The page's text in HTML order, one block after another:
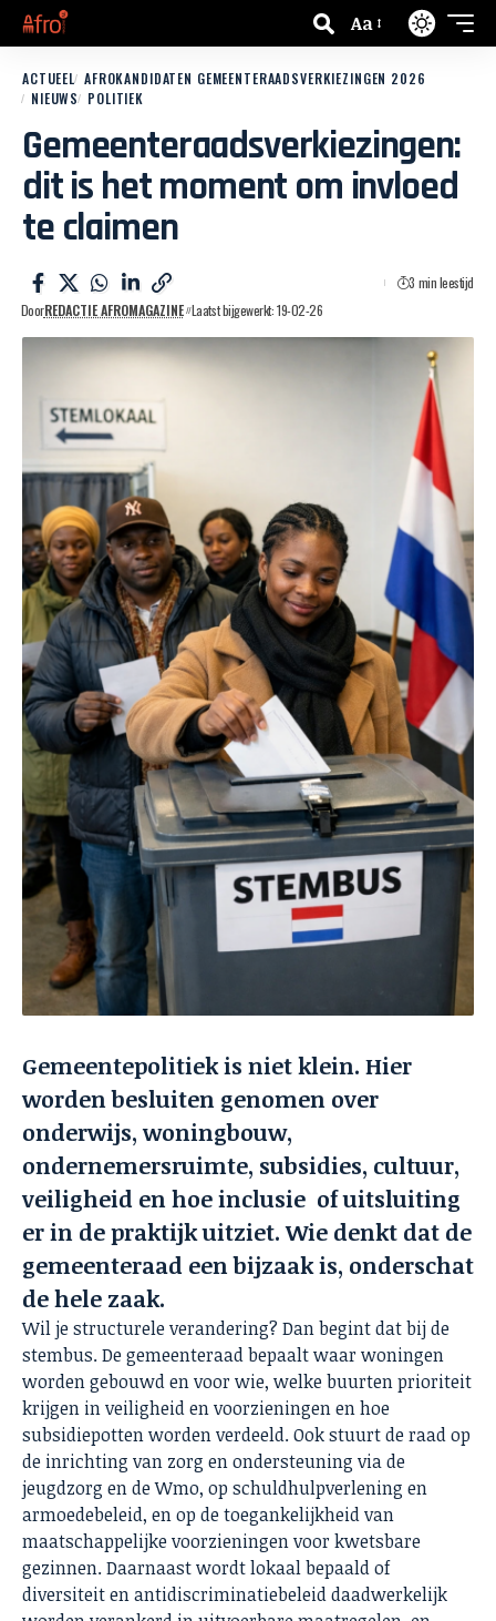
Aa
ACTUEEL AFROKANDIDATEN GEMEENTERAADSVERKIEZINGEN 2026
NIEUWS POLITIEK
Gemeenteraadsverkiezingen:
dit is het moment om invloed
te claimen
DoorREDACTIE AFROMAGAZINE Laatst bijgewerkt: 19-02-26
3 min leestijd
Gemeentepolitiek is niet klein. Hier
worden besluiten genomen over
onderwijs, woningbouw,
ondernemersruimte, subsidies, cultuur,
veiligheid en hoe inclusie of uitsluiting
er in de praktijk uitziet. Wie denkt dat de
gemeenteraad een bijzaak is, onderschat
de hele zaak.
Wil je structurele verandering? Dan begint dat bij de
stembus. De gemeenteraad bepaalt waar woningen
worden gebouwd en voor wie, welke buurten prioriteit
krijgen in veiligheid en voorzieningen en hoe
subsidiepotten worden verdeeld. Ook stuurt de raad op
de inrichting van zorg en ondersteuning via de
jeugdzorg en de Wmo, op schuldhulpverlening en
armoedebeleid, en op de toegankelijkheid van
maatschappelijke voorzieningen voor kwetsbare
gezinnen. Daarnaast wordt lokaal bepaald of
diversiteit en antidiscriminatiebeleid daadwerkelijk